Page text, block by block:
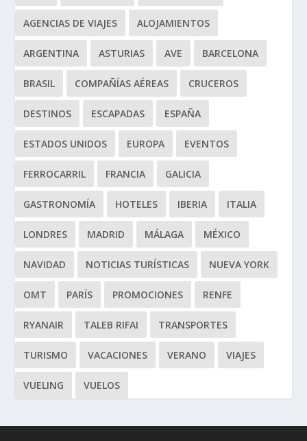
AGENCIAS DE VIAJES ALOJAMIENTOS
ARGENTINA ASTURIAS AVE BARCELONA
BRASIL COMPAÑÍAS AÉREAS CRUCEROS
DESTINOS ESCAPADAS ESPAÑA
ESTADOS UNIDOS EUROPA EVENTOS
FERROCARRIL FRANCIA GALICIA
GASTRONOMÍA HOTELES IBERIA ITALIA
LONDRES MADRID MÁLAGA MÉXICO
NAVIDAD NOTICIAS TURÍSTICAS NUEVA YORK
OMT PARÍS PROMOCIONES RENFE
RYANAIR TALEB RIFAI TRANSPORTES
TURISMO VACACIONES VERANO VIAJES
VUELING VUELOS